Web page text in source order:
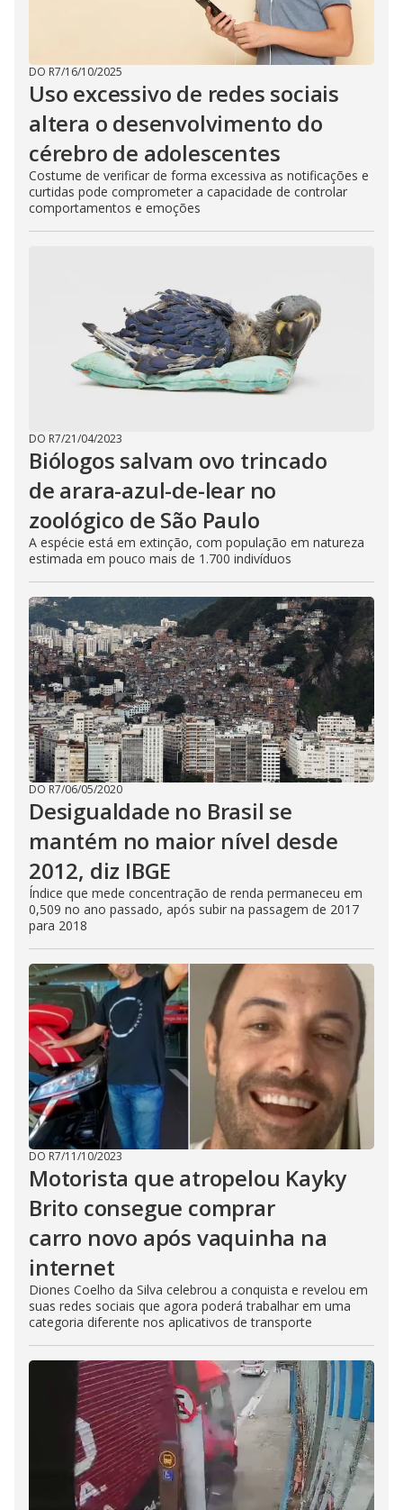
DO R7/16/10/2025
Uso excessivo de redes sociais
altera o desenvolvimento do
cérebro de adolescentes
Costume de verificar de forma excessiva as notificações e
curtidas pode comprometer a capacidade de controlar
comportamentos e emoções
DO R7/21/04/2023
Biólogos salvam ovo trincado
de arara-azul-de-lear no
zoológico de São Paulo
A espécie está em extinção, com população em natureza
estimada em pouco mais de 1.700 indivíduos
DO R7/06/05/2020
Desigualdade no Brasil se
mantém no maior nível desde
2012, diz IBGE
Índice que mede concentração de renda permaneceu em
0,509 no ano passado, após subir na passagem de 2017
para 2018
DO R7/11/10/2023
Motorista que atropelou Kayky
Brito consegue comprar
carro novo após vaquinha na
internet
Diones Coelho da Silva celebrou a conquista e revelou em
suas redes sociais que agora poderá trabalhar em uma
categoria diferente nos aplicativos de transporte